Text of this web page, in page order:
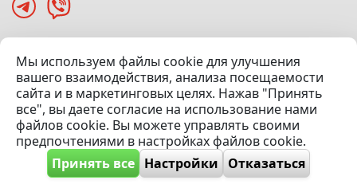
(Офис: 5 этаж | Осмотр авто: 5 этаж)
Посмотреть на карте
© 2020 — 2026 VION.BY — Продажа, выкуп и обмен | УНП
192961100 |Эвакуатор Минск
Мы используем файлы cookie для улучшения
вашего взаимодействия, анализа посещаемости
сайта и в маркетинговых целях. Нажав "Принять
все", вы даете согласие на использование нами
файлов cookie. Вы можете управлять своими
предпочтениями в настройках файлов cookie.
Принять все Настройки Отказаться